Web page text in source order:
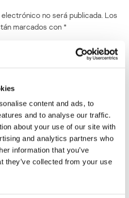
content and ads, to
and to analyse our traffic.
about your use of our site with
and analytics partners who
information that you’ve
they’ve collected from your use
no será publicada. Los
marcados con *
Correo electrónico